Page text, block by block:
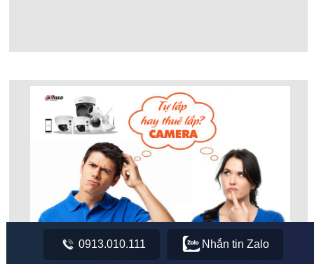
Nên Mua Camera Về Tự Lắp Hay Thuê Đơn Vị Lắp Đặt Tốt
0913.010.111 Nhắn tin Zalo